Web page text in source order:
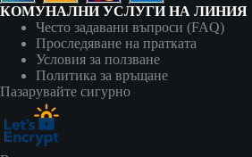
КОМУНАЛНИ УСЛУГИ НА ЛИНИЯ
Често задавани въпроси (FAQ)
Проследяване на пратката
Условия за ползване
Политика за връщане
Пазарувайте сигурно